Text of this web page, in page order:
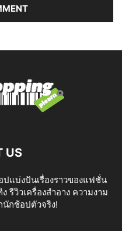
US
แบ่งปันเรื่องราวของแฟชั่น
รีวิวเครื่องสำอาง ความงาม
นักช้อปตัวจริง!